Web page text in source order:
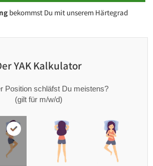
bekommst Du mit unserem Härtegrad
YAK Kalkulator
Position schläfst Du meistens?
(gilt für m/w/d)